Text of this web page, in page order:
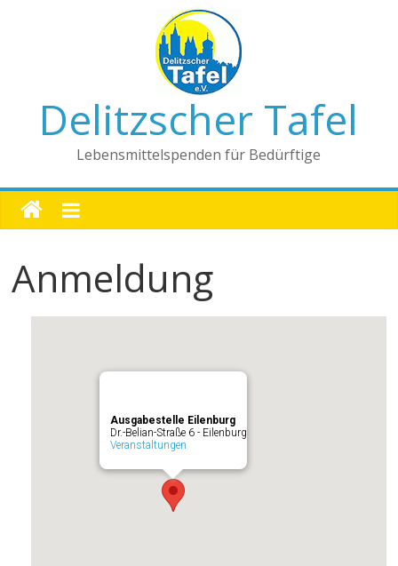
Delitzscher Tafel
Lebensmittelspenden für Bedürftige
Anmeldung
Ausgabestelle Eilenburg
Dr.-Belian-Straße 6 - Eilenburg
Veranstaltungen